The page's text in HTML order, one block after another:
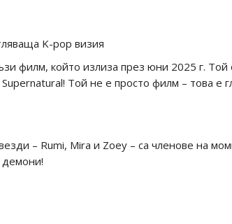
K-pop визия
филм, който излиза през юни 2025 г. Той
Той не е просто филм – това е
– Rumi, Mira и Zoey – са членове на
демони!